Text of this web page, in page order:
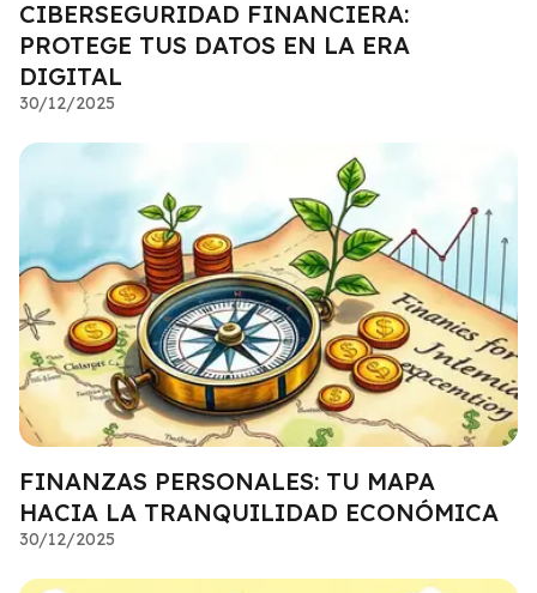
CIBERSEGURIDAD FINANCIERA:
PROTEGE TUS DATOS EN LA ERA
DIGITAL
30/12/2025
FINANZAS PERSONALES: TU MAPA
HACIA LA TRANQUILIDAD ECONÓMICA
30/12/2025